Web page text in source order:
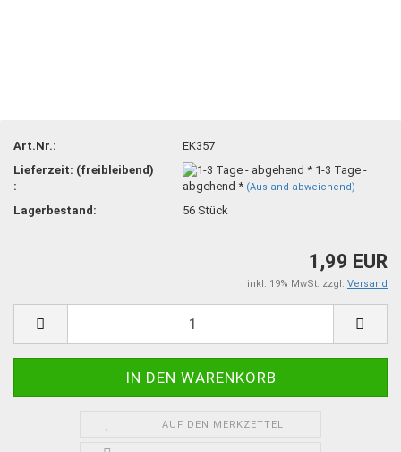
Art.Nr.:
EK357
Lieferzeit: (freibleibend)
:
1-3 Tage -
abgehend * (Ausland abweichend)
Lagerbestand: 56 Stück
1,99 EUR
inkl. 19% MwSt. zzgl. Versand
AUF DEN MERKZETTEL